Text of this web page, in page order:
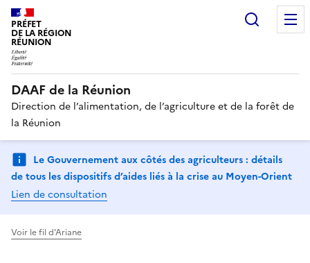
PRÉFET
DE LA RÉGION
RÉUNION
DAAF de la Réunion
Direction de l’alimentation, de l’agriculture et de la forêt de
la Réunion
Le Gouvernement aux côtés des agriculteurs : détails
de tous les dispositifs d’aides liés à la crise au Moyen-Orient
Lien de consultation
Voir le fil d'Ariane